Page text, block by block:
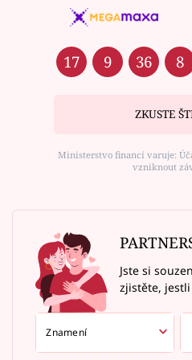
17 9 36 8
ZKUSTE
Ministerstvo financí varuje:
vzniknout
Jste si
zjistěte,